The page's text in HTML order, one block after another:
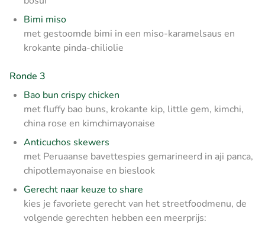
Bimi miso
met gestoomde bimi in een miso-karamelsaus en
krokante pinda-chiliolie
Ronde 3
Bao bun crispy chicken
met fluffy bao buns, krokante kip, little gem, kimchi,
china rose en kimchimayonaise
Anticuchos skewers
met Peruaanse bavettespies gemarineerd in aji panca,
chipotlemayonaise en bieslook
Gerecht naar keuze to share
kies je favoriete gerecht van het streetfoodmenu, de
volgende gerechten hebben een meerprijs: